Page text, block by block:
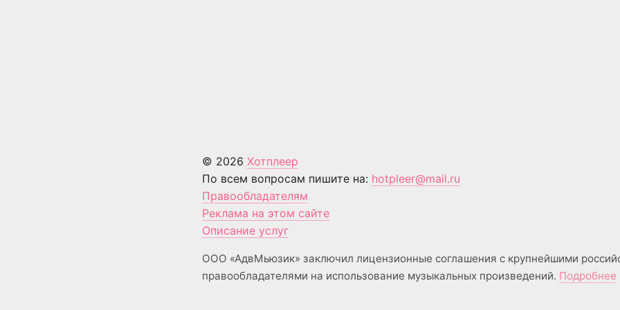
© 2026 Хотплеер
По всем вопросам пишите на: hotpleer@mail.ru
Правообладателям
Реклама на этом сайте
Описание услуг
ООО «АдвМьюзик» заключил лицензионные соглашения с крупнейшими
правообладателями на использование музыкальных произведений. Подробнее